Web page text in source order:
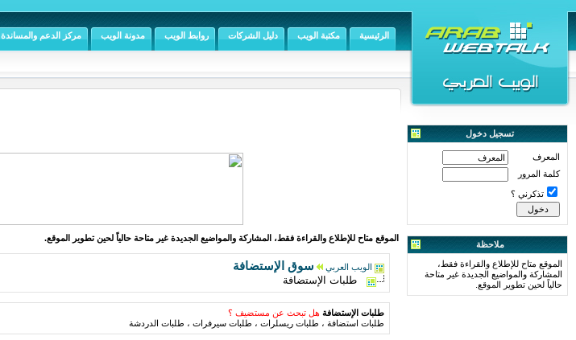
الرئيسية مكتبة الويب دليل الشركات روابط الويب مدونة الويب مركز الدعم والمساندة
تسجيل دخول
المعرف
كلمة المرور
تذكرني ؟
ملاحظة
الموقع متاح للإطلاع والقراءة فقط،
المشاركة والمواضيع الجديدة غير متاحة
حالياً لحين تطوير الموقع.
الموقع متاح للإطلاع والقراءة فقط، المشاركة والمواضيع الجديدة غير متاحة حالياً لحين تطوير الموقع.
الويب العربي سوق الإستضافة
طلبات الإستضافة
طلبات الإستضافة هل تبحث عن مستضيف ؟
طلبات استضافة ، طلبات ريسلرات ، طلبات سيرفرات ، طلبات الدردشة